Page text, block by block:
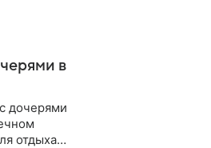
в
дочерями
отдыха